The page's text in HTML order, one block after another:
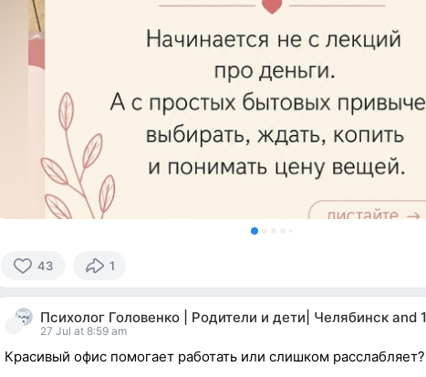
43
43
reacted
1
Психолог Головенко | Родители и дети| Челябинскand
27 Jul at 8:59 am
Красивый офис помогает работать или слишком расслабляет?